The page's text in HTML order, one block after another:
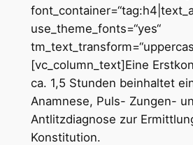
use_theme_fonts=“yes“
[vc_column_text]Eine
ca. 1,5 Stunden beinhaltet
Anamnese, Puls- Zungen-
Antlitzdiagnose zur
Konstitution.